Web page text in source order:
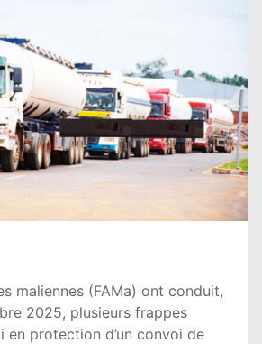
maliennes (FAMa) ont conduit,
2025, plusieurs frappes
en protection d’un convoi de